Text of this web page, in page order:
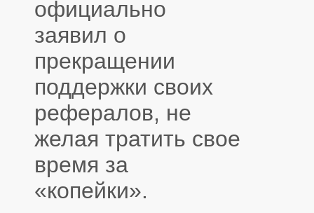
официально
заявил о
прекращении
поддержки своих
рефералов, не
желая тратить свое
время за
«копейки».